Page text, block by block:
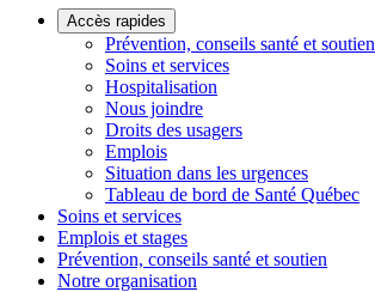
Accès rapides
Prévention, conseils santé et soutien
Soins et services
Hospitalisation
Nous joindre
Droits des usagers
Emplois
Situation dans les urgences
Tableau de bord de Santé Québec
Soins et services
Emplois et stages
Prévention, conseils santé et soutien
Notre organisation